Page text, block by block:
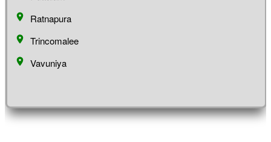
Ratnapura
Trincomalee
Vavuniya